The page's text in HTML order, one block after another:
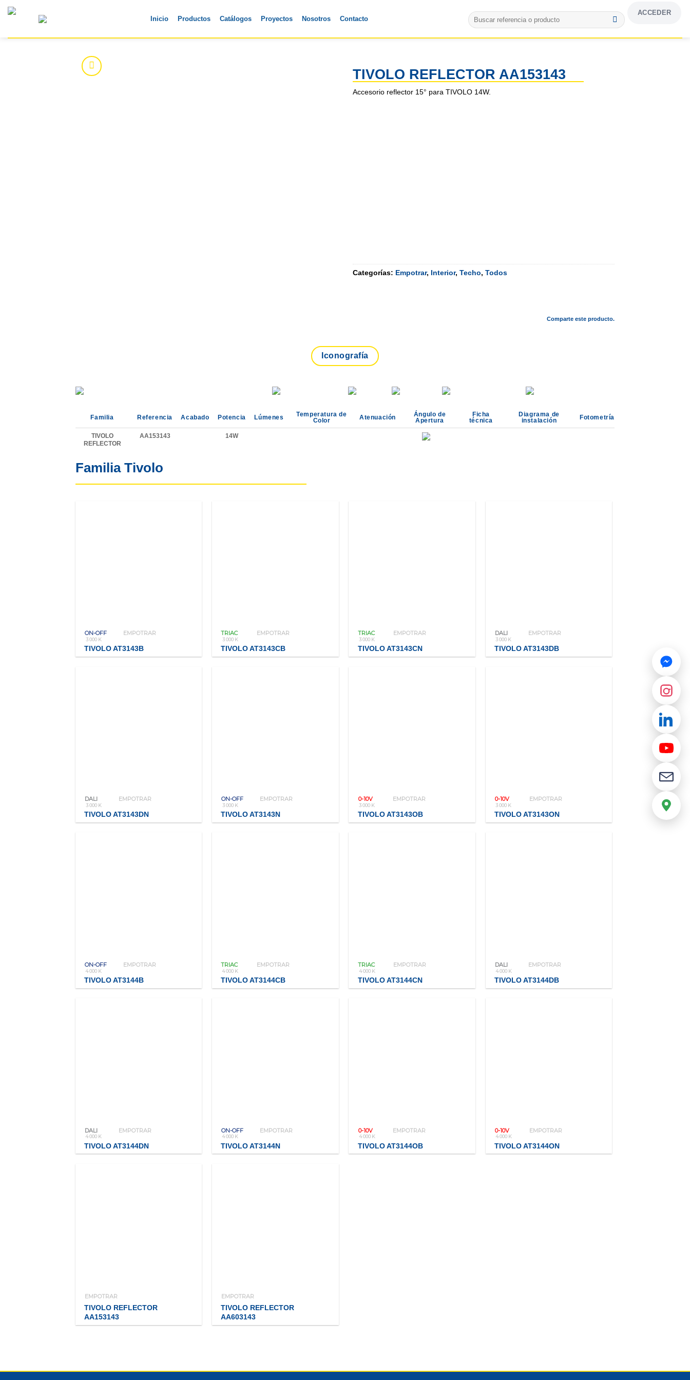
Skip
Inicio Productos Catálogos Proyectos Nosotros Contacto
Buscar
por:
ACCEDER
TIVOLO REFLECTOR AA153143
Accesorio reflector 15° para TIVOLO 14W.
Categorías: Empotrar, Interior, Techo, Todos
Comparte este producto.
Iconografía
Familia Referencia Acabado Potencia Lúmenes
Temperatura de
Color
Atenuación
Ángulo de
Apertura
Ficha
técnica
Diagrama de
instalación
Fotometría
TIVOLO
REFLECTOR
AA153143 14W
Familia Tivolo
ON-OFF EMPOTRAR
3 000 K
TIVOLO AT3143B
TRIAC EMPOTRAR
3 000 K
TIVOLO AT3143CB
TRIAC EMPOTRAR
3 000 K
TIVOLO AT3143CN
DALI EMPOTRAR
3 000 K
TIVOLO AT3143DB
DALI EMPOTRAR
3 000 K
TIVOLO AT3143DN
ON-OFF EMPOTRAR
3 000 K
TIVOLO AT3143N
0-10V EMPOTRAR
3 000 K
TIVOLO AT3143OB
0-10V EMPOTRAR
3 000 K
TIVOLO AT3143ON
ON-OFF EMPOTRAR
4 000 K
TIVOLO AT3144B
TRIAC EMPOTRAR
4 000 K
TIVOLO AT3144CB
TRIAC EMPOTRAR
4 000 K
TIVOLO AT3144CN
DALI EMPOTRAR
4 000 K
TIVOLO AT3144DB
DALI EMPOTRAR
4 000 K
TIVOLO AT3144DN
ON-OFF EMPOTRAR
4 000 K
TIVOLO AT3144N
0-10V EMPOTRAR
4 000 K
TIVOLO AT3144OB
0-10V EMPOTRAR
4 000 K
TIVOLO AT3144ON
EMPOTRAR
TIVOLO REFLECTOR
AA153143
EMPOTRAR
TIVOLO REFLECTOR
AA603143